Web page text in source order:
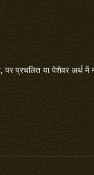
प्रचलित या पेशेवर अर्थ में